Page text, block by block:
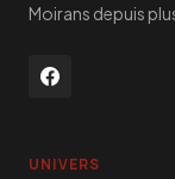
Moirans depuis
UNIVERS